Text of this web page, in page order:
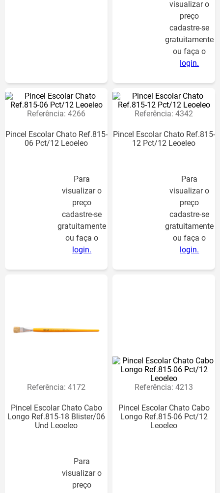
Para
visualizar o
preço
gratuitamente
visualizar o
preço
cadastre-se
gratuitamente
ou faça o
login.
Referência: 4266
Pincel Escolar Chato Ref.815-
06 Pct/12 Leoeleo
Para
visualizar o
preço
cadastre-se
gratuitamente
ou faça o
login.
Referência: 4342
Pincel Escolar Chato Ref.815-
12 Pct/12 Leoeleo
Para
visualizar o
preço
cadastre-se
gratuitamente
ou faça o
login.
Referência: 4172
Pincel Escolar Chato Cabo
Longo Ref.815-18 Blister/06
Und Leoeleo
Para
visualizar o
preço
Referência: 4213
Pincel Escolar Chato Cabo
Longo Ref.815-06 Pct/12
Leoeleo